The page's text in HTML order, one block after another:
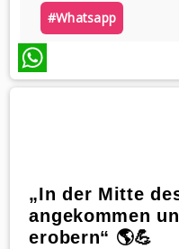
#whatsapp
WhatsApp
„In der Mitte
angekommen
erobern“ 🌎💪